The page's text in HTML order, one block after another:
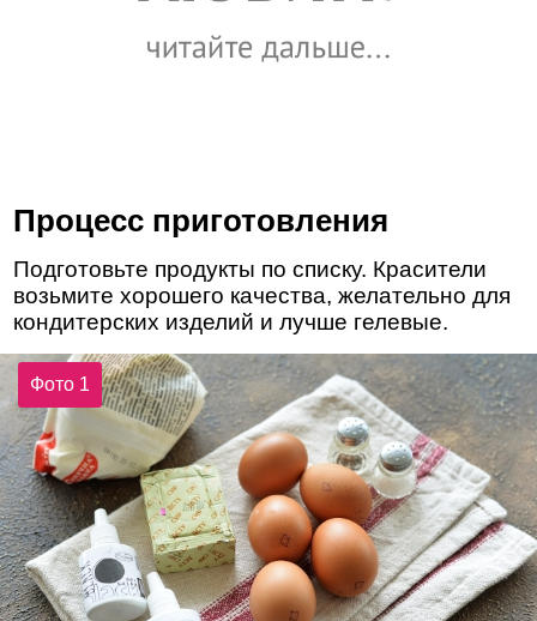
Процесс приготовления
Подготовьте продукты по списку. Красители
возьмите хорошего качества, желательно для
кондитерских изделий и лучше гелевые.
Фото 1